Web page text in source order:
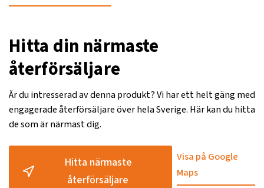
Hitta din närmaste
återförsäljare
Är du intresserad av denna produkt? Vi har ett helt gäng med
engagerade återförsäljare över hela Sverige. Här kan du hitta
de som är närmast dig.
Hitta närmaste
återförsäljare
Visa på Google
Maps